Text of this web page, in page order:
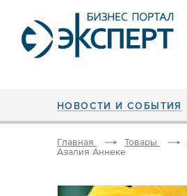
НОВОСТИ И СОБЫТИЯ
Главная Товары
Азалия Аннеке